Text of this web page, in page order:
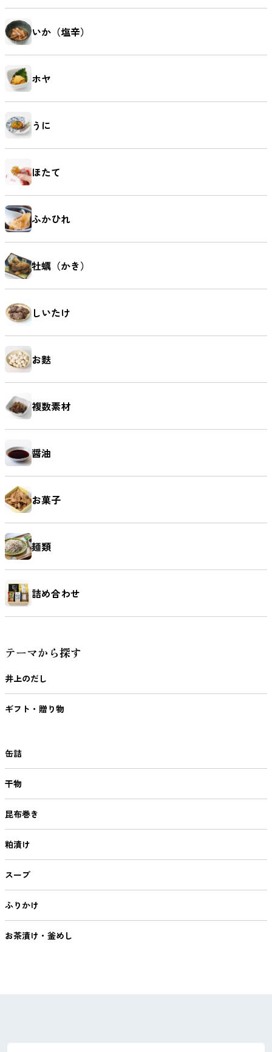
いか（塩辛）
ホヤ
うに
ほたて
ふかひれ
牡蠣（かき）
しいたけ
お麩
複数素材
醤油
お菓子
麺類
詰め合わせ
テーマから探す
井上のだし
ギフト・贈り物
缶詰
干物
昆布巻き
粕漬け
スープ
ふりかけ
お茶漬け・釜めし